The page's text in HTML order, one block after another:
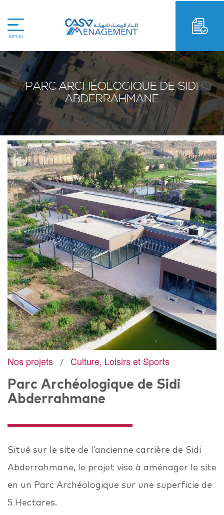
MENU
PARC ARCHÉOLOGIQUE DE SIDI
ABDERRAHMANE
Nos projets Culture, Loisirs et Sports
Parc Archéologique de Sidi
Abderrahmane
Situé sur le site de l’ancienne carrière de Sidi
Abderrahmane, le projet vise à aménager le site
en un Parc Archéologique sur une superficie de
5 Hectares.